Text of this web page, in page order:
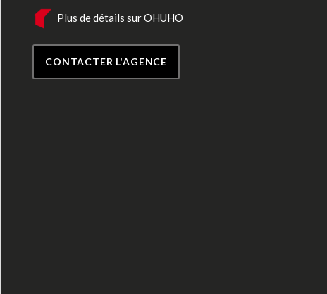
Plus de détails sur OHUHO
CONTACTER L'AGENCE